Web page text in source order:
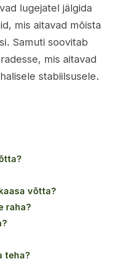
lugejatel jälgida
mis aitavad mõista
Samuti soovitab
mis aitavad
stabiilsusele.
võtta?
raha?
teha?